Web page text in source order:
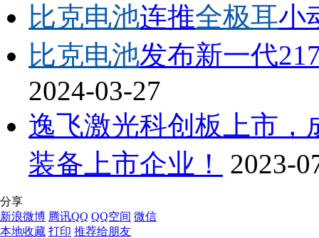
比克电池连推全极耳小
比克电池发布新一代
2024-03-27
逸飞激光科创板上市，
装备上市企业！
2023-
分享
新浪微博 腾讯QQ QQ空间 微信
本地收藏 打印 推荐给朋友